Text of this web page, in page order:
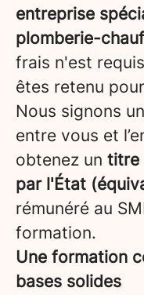
entreprise
plomberie-
frais n'est
êtes retenu
Nous signons
entre vous et
obtenez un titre
par l'État
rémunéré au
formation.
Une formation
bases solides